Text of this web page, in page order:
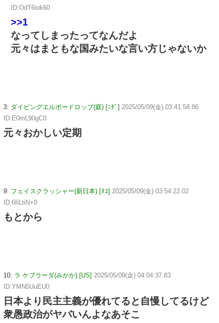
ID:OdT6iok60
>>1
なってしまったってなんだよ
元々はまともな国みたいな言い方じゃないか
3: ダイビングエルボードロップ(庭) [ﾆﾀﾞ] 2025/05/09(金) 03:41:58.86
ID:E0mL90gC0
元々おかしい定期
9: フェイスクラッシャー(新日本) [ﾇｺ] 2025/05/09(金) 03:54:22.02
ID:6fiLtiN+0
もとから
10: ラ ケブラーダ(みかか) [US] 2025/05/09(金) 04:04:37.83
ID:YMN5UuEU0
日本より民主主義が優れてると自慢してるけど
衆愚政治がヤバいんよなあそこ